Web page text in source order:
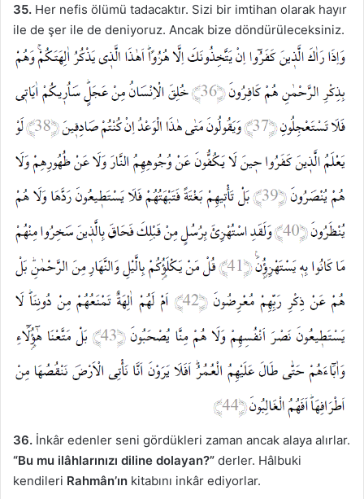
35. Her nefis ölümü tadacaktır. Sizi bir imtihan olarak hayır
ile de şer ile de deniyoruz. Ancak bize döndürüleceksiniz.
36. İnkâr edenler seni gördükleri zaman ancak alaya alırlar.
“Bu mu ilâhlarınızı diline dolayan?” derler. Hâlbuki
kendileri Rahmân’ın kitabını inkâr ediyorlar.